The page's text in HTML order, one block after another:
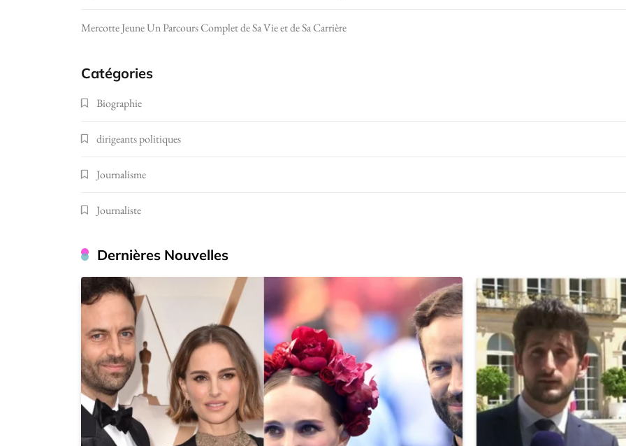
Mercotte Jeune Un Parcours Complet de Sa Vie et de Sa Carrière
Catégories
Biographie
dirigeants politiques
Journalisme
Journaliste
Dernières Nouvelles